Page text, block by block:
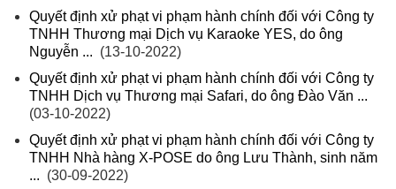
Quyết định xử phạt vi phạm hành chính đối với Công ty
TNHH Thương mại Dịch vụ Karaoke YES, do ông
Nguyễn ... (13-10-2022)
Quyết định xử phạt vi phạm hành chính đối với Công ty
TNHH Dịch vụ Thương mại Safari, do ông Đào Văn ...
(03-10-2022)
Quyết định xử phạt vi phạm hành chính đối với Công ty
TNHH Nhà hàng X-POSE do ông Lưu Thành, sinh năm
... (30-09-2022)